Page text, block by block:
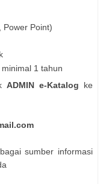
Power Point)
1 tahun
ADMIN e-Katalog ke
sumber informasi